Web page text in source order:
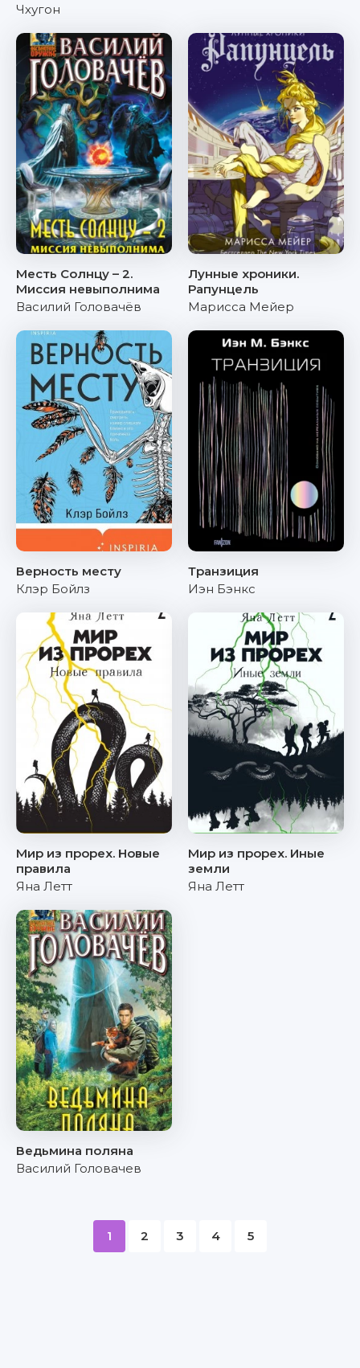
Чхугон
Месть Солнцу – 2.
Миссия невыполнима
Василий Головачёв
Лунные хроники.
Рапунцель
Марисса Мейер
Верность месту
Клэр Бойлз
Транзиция
Иэн Бэнкс
Мир из прорех. Новые
правила
Яна Летт
Мир из прорех. Иные
земли
Яна Летт
Ведьмина поляна
Василий Головачев
1 2 3 4 5